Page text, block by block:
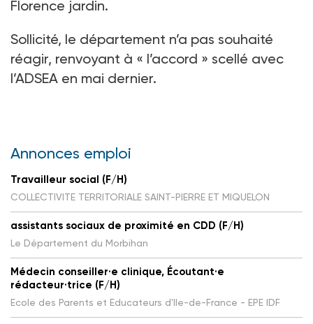
Florence jardin.
Sollicité, le département n’a pas souhaité
réagir, renvoyant à « l’accord » scellé avec
l’ADSEA en mai dernier.
Annonces emploi
Travailleur social (F/H)
COLLECTIVITE TERRITORIALE SAINT-PIERRE ET MIQUELON
assistants sociaux de proximité en CDD (F/H)
Le Département du Morbihan
Médecin conseiller·e clinique, Écoutant·e
rédacteur·trice (F/H)
Ecole des Parents et Educateurs d'Ile-de-France - EPE IDF